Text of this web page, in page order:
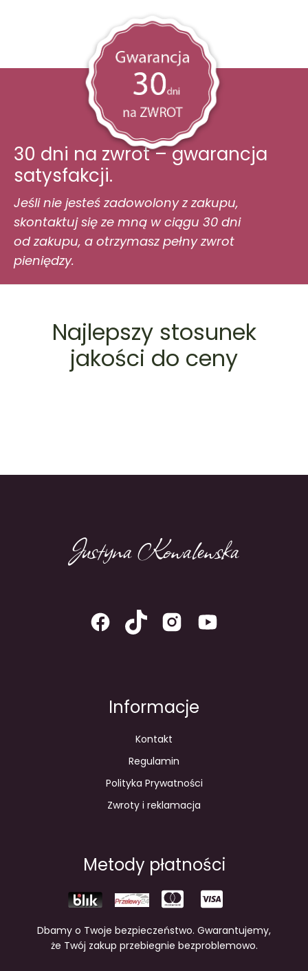
30 dni na zwrot – gwarancja
satysfakcji.
Jeśli nie jesteś zadowolony z zakupu,
skontaktuj się ze mną w ciągu 30 dni
od zakupu, a otrzymasz pełny zwrot
pieniędzy.
Najlepszy stosunek
jakości do ceny
Justyna Kowalewska
Informacje
Kontakt
Regulamin
Polityka Prywatności
Zwroty i reklamacja
Metody płatności
Dbamy o Twoje bezpieczeństwo. Gwarantujemy,
że Twój zakup przebiegnie bezproblemowo.